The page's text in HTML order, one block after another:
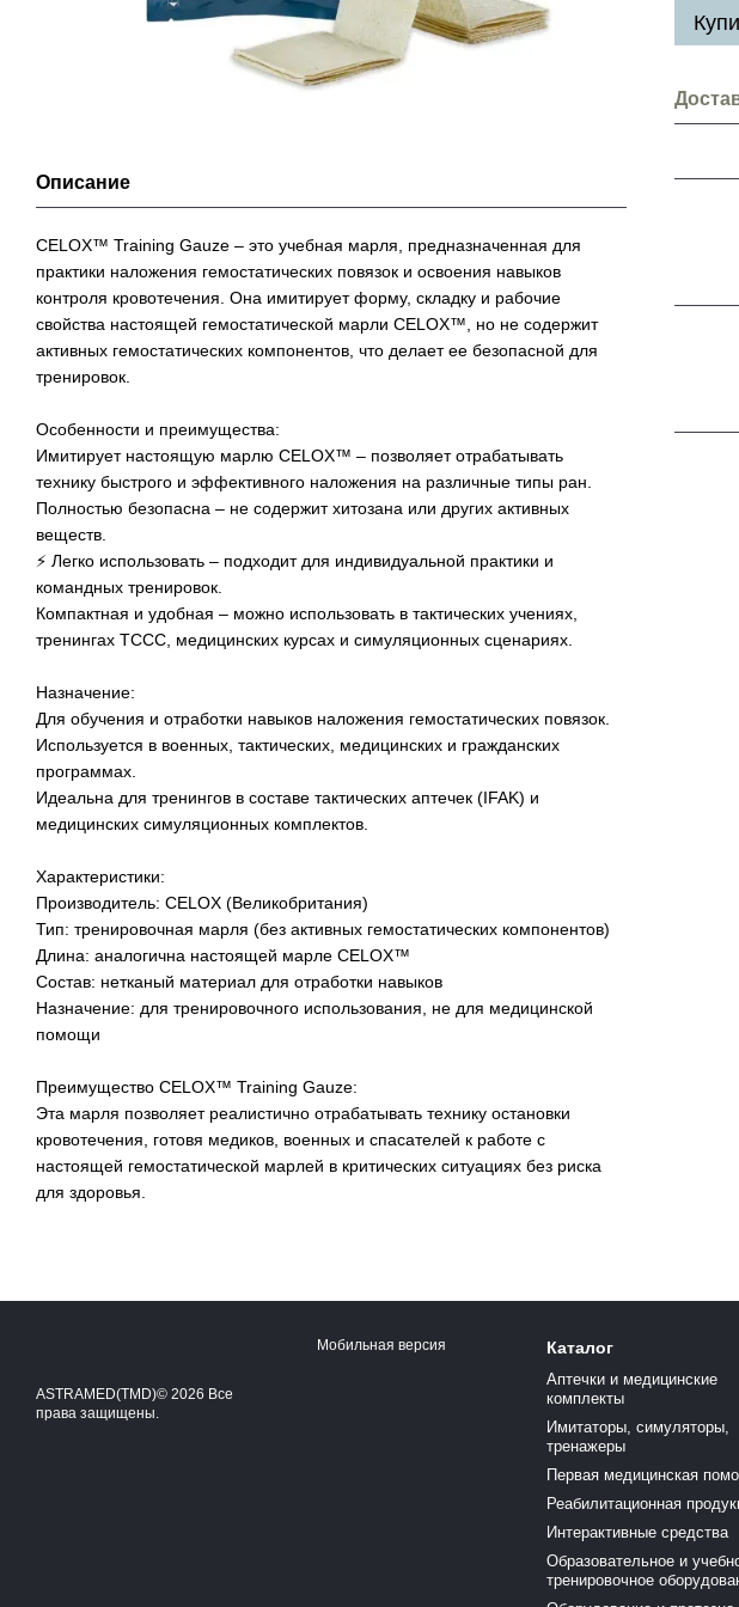
Описание
CELOX™ Training Gauze – это учебная марля, предназначенная для
практики наложения гемостатических повязок и освоения навыков
контроля кровотечения. Она имитирует форму, складку и рабочие
свойства настоящей гемостатической марли CELOX™, но не содержит
активных гемостатических компонентов, что делает ее безопасной для
тренировок.
Особенности и преимущества:
Имитирует настоящую марлю CELOX™ – позволяет отрабатывать
технику быстрого и эффективного наложения на различные типы ран.
Полностью безопасна – не содержит хитозана или других активных
веществ.
⚡ Легко использовать – подходит для индивидуальной практики и
командных тренировок.
Компактная и удобная – можно использовать в тактических учениях,
тренингах TCCC, медицинских курсах и симуляционных сценариях.
Назначение:
Для обучения и отработки навыков наложения гемостатических повязок.
Используется в военных, тактических, медицинских и гражданских
программах.
Идеальна для тренингов в составе тактических аптечек (IFAK) и
медицинских симуляционных комплектов.
Характеристики:
Производитель: CELOX (Великобритания)
Тип: тренировочная марля (без активных гемостатических компонентов)
Длина: аналогична настоящей марле CELOX™
Состав: нетканый материал для отработки навыков
Назначение: для тренировочного использования, не для медицинской
помощи
Преимущество CELOX™ Training Gauze:
Эта марля позволяет реалистично отрабатывать технику остановки
кровотечения, готовя медиков, военных и спасателей к работе с
настоящей гемостатической марлей в критических ситуациях без риска
для здоровья.
ASTRAMED(TMD)© 2026 Все
права защищены.
Мобильная версия Каталог
Аптечки и медицинские
комплекты
Имитаторы, симуляторы,
тренажеры
Первая медицинская
Реабилитационная
Интерактивные средства
Образовательное и
тренировочное